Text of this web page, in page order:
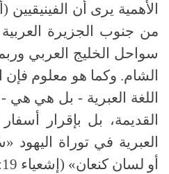
الأهمية يرى أن الفينيقيين
من جنوب الجزيرة
سواحل الخليج العربي
الشام. وكما هو معلوم فإن
اللغة العبرية - بل هي هي
القديمة، بل بإقرار
العبرية في توراة
أو لسان كنعان» (إشعياء 19: 18).